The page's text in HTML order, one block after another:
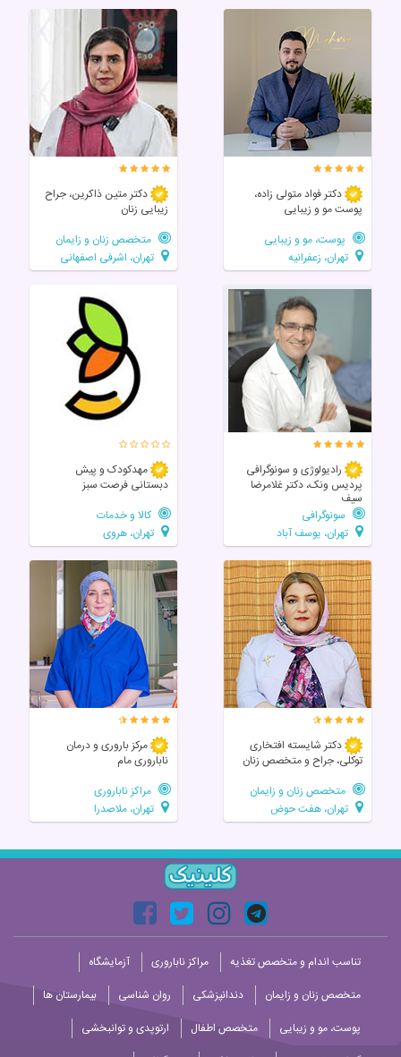
دکتر فواد متولی زاده،
پوست مو و زیبایی
پوست، مو و زیبایی
تهران، زعفرانیه
دکتر متین ذاکرین، جراح
زیبایی زنان
متخصص زنان و زایمان
تهران، اشرفی اصفهانی
رادیولوژی و سونوگرافی
پردیس ونک، دکتر غلامرضا
سیف
سونوگرافی
تهران، یوسف آباد
مهدکودک و پیش
دبستانی فرصت سبز
کالا و خدمات
تهران، هروی
دکتر شایسته افتخاری
توکلی، جراح و متخصص زنان
متخصص زنان و زایمان
تهران، هفت حوض
مرکز باروری و درمان
ناباروری مام
مراکز ناباروری
تهران، ملاصدرا
تناسب اندام و متخصص تغذیه مراکز ناباروری
آزمایشگاه
متخصص زنان و زایمان
دندانپزشکی روان شناسی
بیمارستان ها
پوست، مو و زیبایی
متخصص اطفال
ارتوپدی و توانبخشی